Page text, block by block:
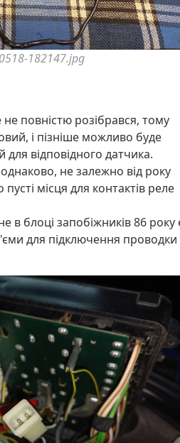
182147.jpg
повністю розібрався, тому
і пізніше можливо буде
відповідного датчика.
не залежно від року
місця для контактів реле
в блоці запобіжників 86 року
для підключення проводки